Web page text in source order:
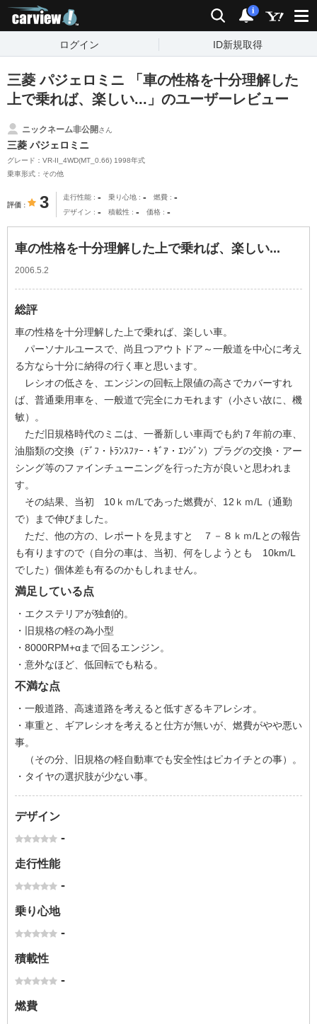
検索 通知
i
ログイン ID新規取得
三菱 パジェロミニ 「車の性格を十分理解した
上で乗れば、楽しい...」のユーザーレビュー
ニックネーム非公開さん
三菱 パジェロミニ
グレード：VR-II_4WD(MT_0.66) 1998年式
乗車形式：その他
評価 3 走行性能 - 乗り心地 - 燃費 -
デザイン - 積載性 - 価格 -
車の性格を十分理解した上で乗れば、楽しい...
2006.5.2
総評
車の性格を十分理解した上で乗れば、楽しい車。
パーソナルユースで、尚且つアウトドア～一般道を中心に考え
る方なら十分に納得の行く車と思います。
レシオの低さを、エンジンの回転上限値の高さでカバーすれ
ば、普通乗用車を、一般道で完全にカモれます（小さい故に、機
敏）。
ただ旧規格時代のミニは、一番新しい車両でも約７年前の車、
油脂類の交換（ﾃﾞﾌ・ﾄﾗﾝｽﾌｧｰ・ｷﾞｱ・ｴﾝｼﾞﾝ）プラグの交換・アー
シング等のファインチューニングを行った方が良いと思われま
す。
その結果、当初 10ｋｍ/Lであった燃費が、12ｋｍ/L（通勤
で）まで伸びました。
ただ、他の方の、レポートを見ますと ７－８ｋｍ/Lとの報告
も有りますので（自分の車は、当初、何をしようとも 10km/L
でした）個体差も有るのかもしれません。
満足している点
・エクステリアが独創的。
・旧規格の軽の為小型
・8000RPM+αまで回るエンジン。
・意外なほど、低回転でも粘る。
不満な点
・一般道路、高速道路を考えると低すぎるキアレシオ。
・車重と、ギアレシオを考えると仕方が無いが、燃費がやや悪い
事。
（その分、旧規格の軽自動車でも安全性はピカイチとの事）。
・タイヤの選択肢が少ない事。
デザイン
-
走行性能
-
乗り心地
-
積載性
-
燃費